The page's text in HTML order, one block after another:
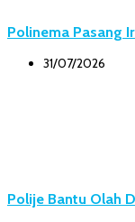
Polinema Pasang
31/07/2026
Polije Bantu Olah